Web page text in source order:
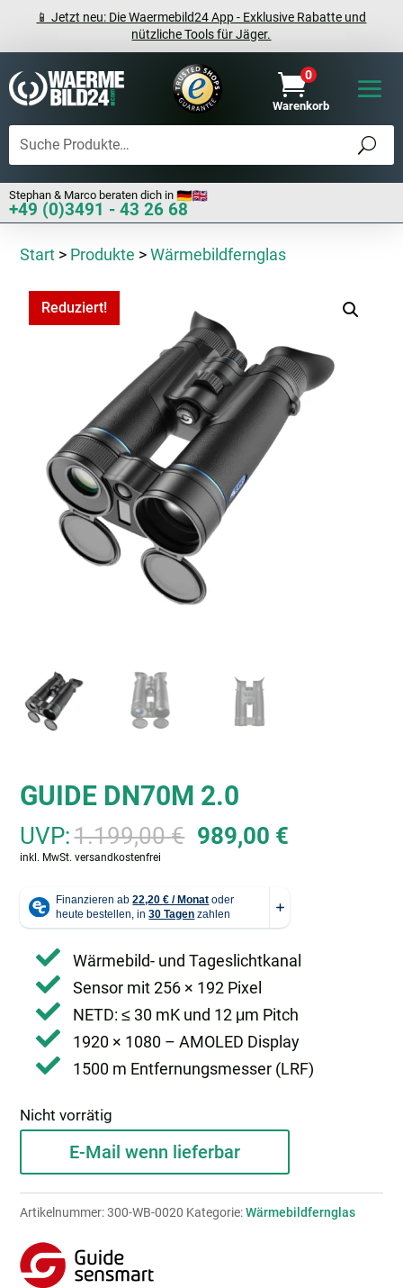
📱 Jetzt neu: Die Waermebild24 App - Exklusive Rabatte und
nützliche Tools für Jäger.
0
Warenkorb
Stephan & Marco beraten dich in
+49 (0)3491 - 43 26 68
Start > Produkte >Wärmebildfernglas
Reduziert!
GUIDE DN70M 2.0
UVP:1.199,00€ Ursprünglicher
war:
1.199,00 €
989,00 €
inkl. MwSt. versandkostenfrei
Wärmebild- und Tageslichtkanal
Sensor mit 256 × 192 Pixel
NETD: ≤ 30 mK und 12 μm Pitch
1920 × 1080 – AMOLED Display
1500 m Entfernungsmesser (LRF)
Nicht vorrätig
E-Mail wenn lieferbar
Artikelnummer:300-WB-0020 Kategorie:Wärmebildfernglas